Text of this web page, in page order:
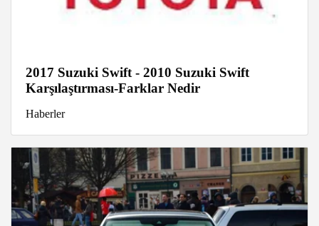
2017 Suzuki Swift - 2010 Suzuki Swift
Karşılaştırması-Farklar Nedir
Haberler